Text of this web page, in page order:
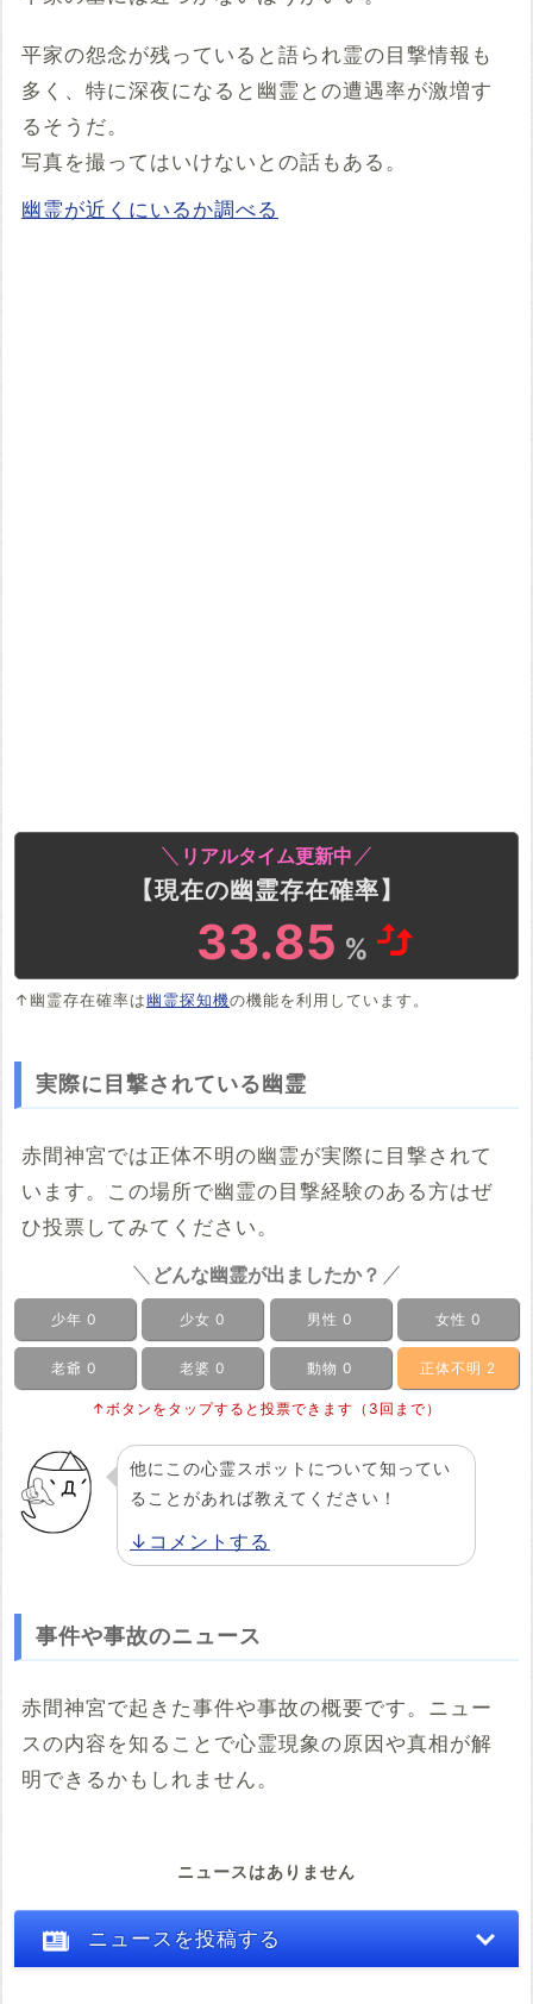
平家の怨念が残っていると語られ霊の目撃情報も
多く、特に深夜になると幽霊との遭遇率が激増す
るそうだ。
写真を撮ってはいけないとの話もある。
幽霊が近くにいるか調べる
リアルタイム更新中
【現在の幽霊存在確率】
33.85 %
↑幽霊存在確率は幽霊探知機の機能を利用しています。
実際に目撃されている幽霊
赤間神宮では正体不明の幽霊が実際に目撃されて
います。この場所で幽霊の目撃経験のある方はぜ
ひ投票してみてください。
どんな幽霊が出ましたか？
少年 0 少女 0 男性 0 女性 0
老爺 0 老婆 0 動物 0 正体不明 2
↑ボタンをタップすると投票できます（3回まで）
他にこの心霊スポットについて知ってい
ることがあれば教えてください！
↓コメントする
事件や事故のニュース
赤間神宮で起きた事件や事故の概要です。ニュー
スの内容を知ることで心霊現象の原因や真相が解
明できるかもしれません。
ニュースはありません
ニュースを投稿する